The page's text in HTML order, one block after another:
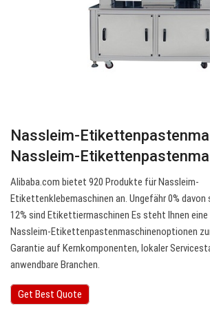
Nassleim-
Nassleim-
Alibaba.com bietet 920 Produkte für Nassleim-
Etikettenklebemaschinen an. Ungefähr 0%
12% sind Etikettiermaschinen Es steht Ihnen eine
Nassleim-Etikettenpastenmaschinenoptionen
Garantie auf Kernkomponenten, lokaler
anwendbare Branchen.
Get Best Quote